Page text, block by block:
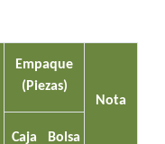
Empaque
(Piezas)
Caja Bolsa
Nota